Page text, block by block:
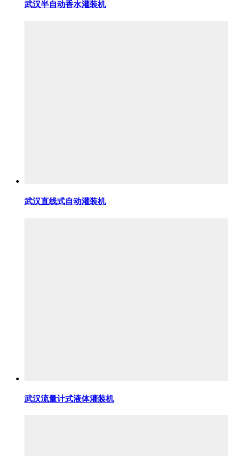
武汉半自动香水灌装机
武汉直线式自动灌装机
武汉流量计式液体灌装机